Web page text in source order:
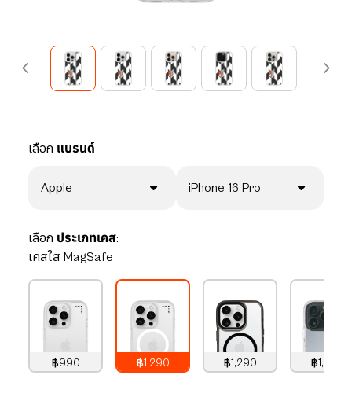
เลือก แบรนด์
Apple iPhone 16 Pro
เลือก ประเภทเคส:
เคสใส MagSafe
฿990
฿1,290
฿1,290
฿1,490